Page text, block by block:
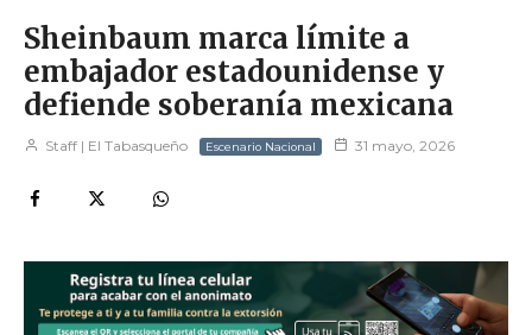
Sheinbaum marca límite a
embajador estadounidense y
defiende soberanía mexicana
Staff | El Tabasqueño Escenario Nacional 31 mayo, 2026